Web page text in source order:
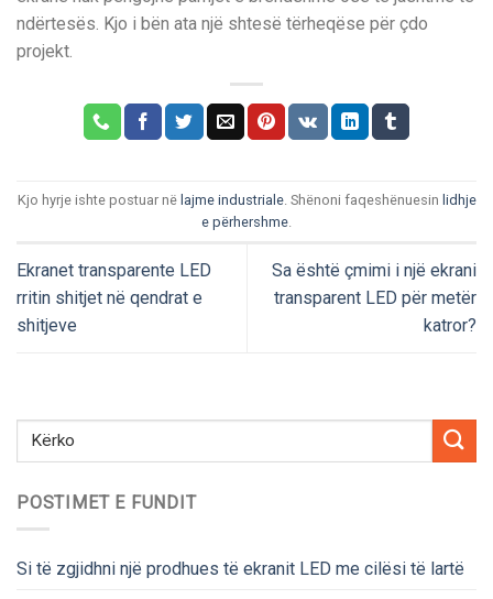
ndërtesës. Kjo i bën ata një shtesë tërheqëse për çdo
projekt.
Kjo hyrje ishte postuar në lajme industriale. Shënoni faqeshënuesin lidhje
e përhershme
Ekranet transparente LED
rritin shitjet në qendrat e
shitjeve
Sa është çmimi i një ekrani
transparent LED për metër
katror?
POSTIMET E FUNDIT
Si të zgjidhni një prodhues të ekranit LED me cilësi të lartë